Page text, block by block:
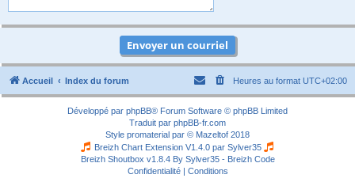
Accueil Index du forum Heures au format UTC+02:00
Développé par phpBB® Forum Software © phpBB Limited
Traduit par phpBB-fr.com
Style promaterial par © Mazeltof 2018
Breizh Chart Extension V1.4.0 par Sylver35
Breizh Shoutbox v1.8.4 By Sylver35 - Breizh Code
Confidentialité| Conditions